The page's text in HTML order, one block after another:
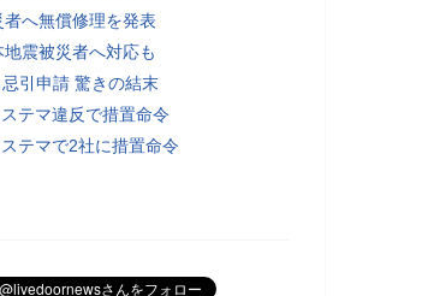
へ無償修理を発表
震被災者へ対応も
引申請 驚きの結末
ステマ違反で措置命令
ステマで2社に措置命令